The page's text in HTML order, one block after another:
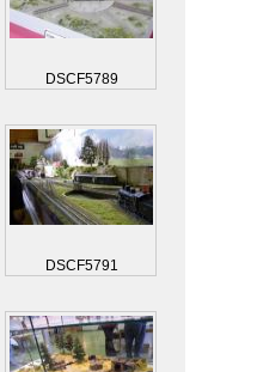
DSCF5789
DSCF5791